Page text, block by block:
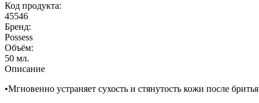
Код продукта:
45546
Бренд:
Possess
Объём:
50 мл.
Описание
•Мгновенно устраняет сухость и стянутость кожи после бритья